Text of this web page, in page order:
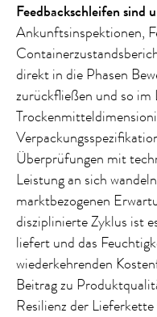
Feedbackschleifen sind
Ankunftsinspektionen,
direkt in die Phasen
zurückfließen und so im
Überprüfungen mit
Leistung an sich
marktbezogenen
disziplinierte Zyklus ist
liefert und das
wiederkehrenden
Beitrag zu
Resilienz der